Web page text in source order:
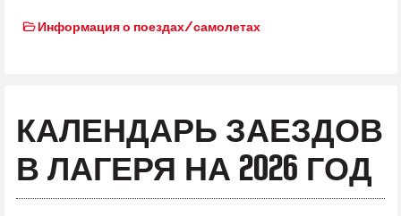
Информация о поездах/самолетах
КАЛЕНДАРЬ ЗАЕЗДОВ
В ЛАГЕРЯ НА 2026 ГОД